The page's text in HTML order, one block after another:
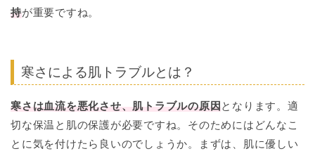
持が重要ですね。
寒さによる肌トラブルとは？
寒さは血流を悪化させ、肌トラブルの原因 となります。適
切な保温と肌の保護が必要ですね。そのためにはどんなこ
とに気を付けたら良いのでしょうか。まずは、肌に優しい